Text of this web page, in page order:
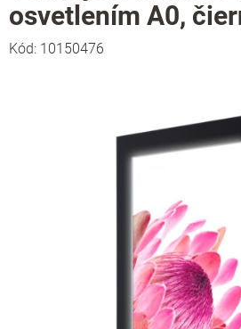
osvetlením A0,
Kód: 10150476